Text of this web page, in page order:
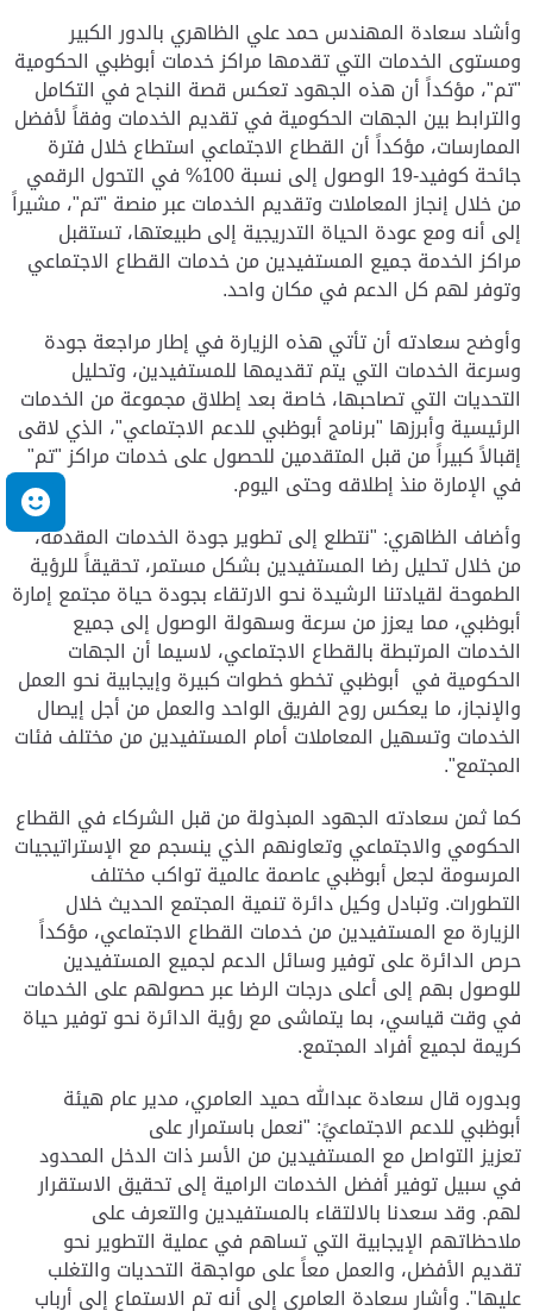
وأشاد سعادة المهندس حمد علي الظاهري بالدور الكبير
ومستوى الخدمات التي تقدمها مراكز خدمات أبوظبي الحكومية
"تم"، مؤكداً أن هذه الجهود تعكس قصة النجاح في التكامل
والترابط بين الجهات الحكومية في تقديم الخدمات وفقاً لأفضل
الممارسات، مؤكداً أن القطاع الاجتماعي استطاع خلال فترة
جائحة كوفيد-19 الوصول إلى نسبة 100% في التحول الرقمي
من خلال إنجاز المعاملات وتقديم الخدمات عبر منصة "تم"، مشيراً
إلى أنه ومع عودة الحياة التدريجية إلى طبيعتها، تستقبل
مراكز الخدمة جميع المستفيدين من خدمات القطاع الاجتماعي
وتوفر لهم كل الدعم في مكان واحد.
وأوضح سعادته أن تأتي هذه الزيارة في إطار مراجعة جودة
وسرعة الخدمات التي يتم تقديمها للمستفيدين، وتحليل
التحديات التي تصاحبها، خاصة بعد إطلاق مجموعة من الخدمات
الرئيسية وأبرزها "برنامج أبوظبي للدعم الاجتماعي"، الذي لاقى
إقبالاً كبيراً من قبل المتقدمين للحصول على خدمات مراكز "تم"
في الإمارة منذ إطلاقه وحتى اليوم.
وأضاف الظاهري: "نتطلع إلى تطوير جودة الخدمات المقدمة،
من خلال تحليل رضا المستفيدين بشكل مستمر، تحقيقاً للرؤية
الطموحة لقيادتنا الرشيدة نحو الارتقاء بجودة حياة مجتمع إمارة
أبوظبي، مما يعزز من سرعة وسهولة الوصول إلى جميع
الخدمات المرتبطة بالقطاع الاجتماعي، لاسيما أن الجهات
الحكومية في أبوظبي تخطو خطوات كبيرة وإيجابية نحو العمل
والإنجاز، ما يعكس روح الفريق الواحد والعمل من أجل إيصال
الخدمات وتسهيل المعاملات أمام المستفيدين من مختلف فئات
المجتمع".
كما ثمن سعادته الجهود المبذولة من قبل الشركاء في القطاع
الحكومي والاجتماعي وتعاونهم الذي ينسجم مع الإستراتيجيات
المرسومة لجعل أبوظبي عاصمة عالمية تواكب مختلف
التطورات. وتبادل وكيل دائرة تنمية المجتمع الحديث خلال
الزيارة مع المستفيدين من خدمات القطاع الاجتماعي، مؤكداً
حرص الدائرة على توفير وسائل الدعم لجميع المستفيدين
للوصول بهم إلى أعلى درجات الرضا عبر حصولهم على الخدمات
في وقت قياسي، بما يتماشى مع رؤية الدائرة نحو توفير حياة
كريمة لجميع أفراد المجتمع.
وبدوره قال سعادة عبدالله حميد العامري، مدير عام هيئة
أبوظبي للدعم الاجتماعيً: "نعمل باستمرار على
تعزيز التواصل مع المستفيدين من الأسر ذات الدخل المحدود
في سبيل توفير أفضل الخدمات الرامية إلى تحقيق الاستقرار
لهم. وقد سعدنا بالالتقاء بالمستفيدين والتعرف على
ملاحظاتهم الإيجابية التي تساهم في عملية التطوير نحو
تقديم الأفضل، والعمل معاً على مواجهة التحديات والتغلب
عليها". وأشار سعادة العامري إلى أنه تم الاستماع إلى أرباب